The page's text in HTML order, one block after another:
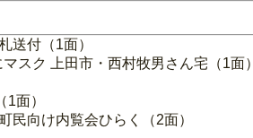
送付（1面）
スク 上田市・西村牧男さん宅（1面）
面）
民向け内覧会ひらく（2面）